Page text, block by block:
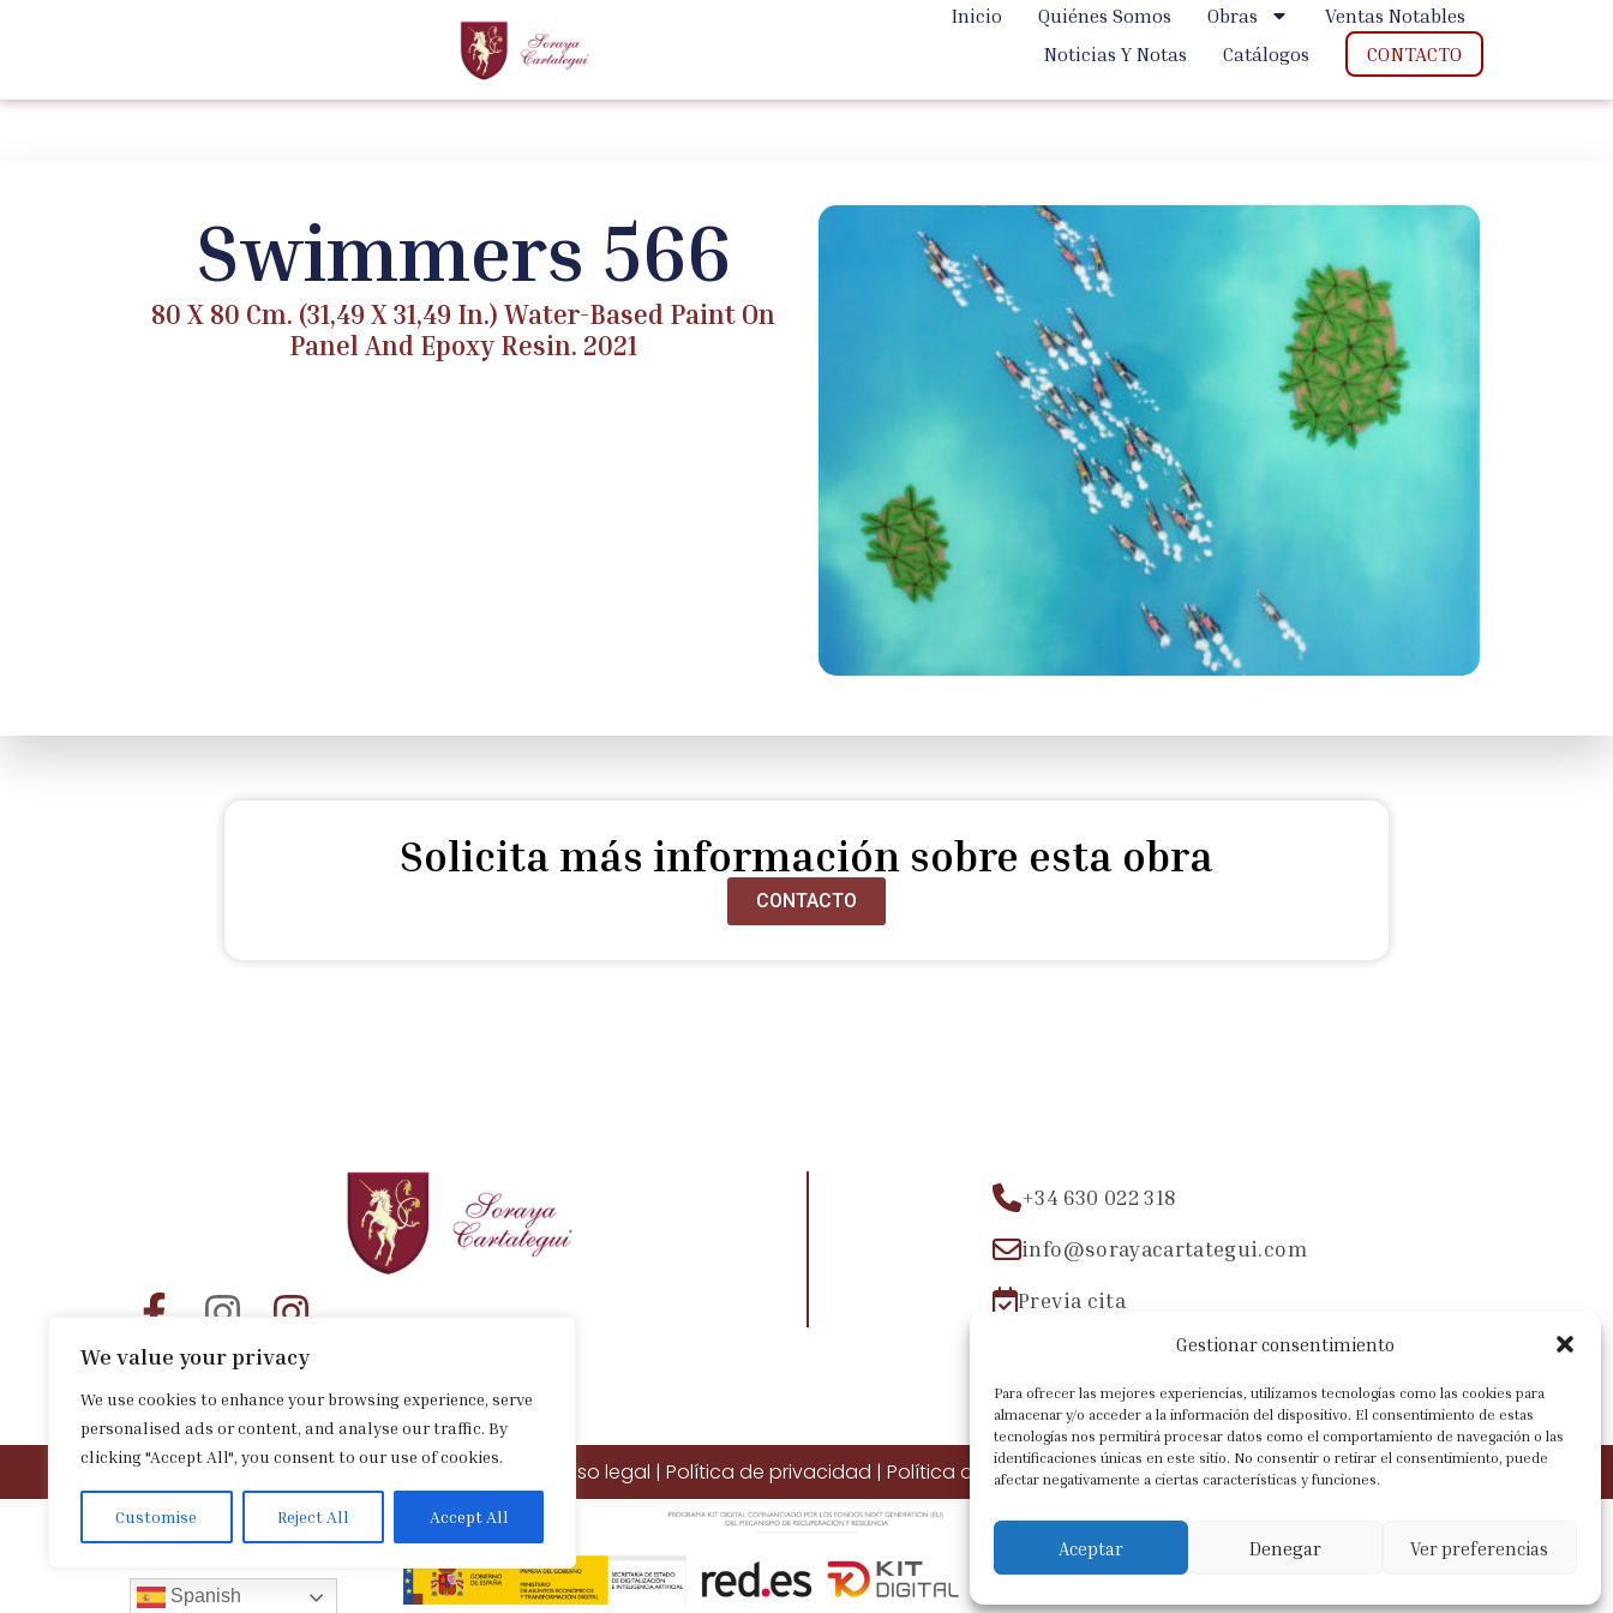
We value your privacy
We use cookies to enhance your browsing experience, serve
personalised ads or content, and analyse our traffic. By
clicking "Accept All", you consent to our use of cookies.
Customise Reject All Accept All
Gestionar consentimiento
Para ofrecer las mejores experiencias, utilizamos tecnologías como las cookies para
almacenar y/o acceder a la información del dispositivo. El consentimiento de estas
tecnologías nos permitirá procesar datos como el comportamiento de navegación o las
identificaciones únicas en este sitio. No consentir o retirar el consentimiento, puede
afectar negativamente a ciertas características y funciones.
Aceptar Denegar Ver preferencias
Inicio Quiénes Somos Obras
Ventas Notables
Noticias Y Notas
Catálogos CONTACTO
Swimmers 566
80 X 80 Cm. (31,49 X 31,49 In.) Water-Based Paint On
Panel And Epoxy Resin. 2021
Solicita más información sobre esta obra
CONTACTO
+34 630 022 318
info@sorayacartategui.com
Previa cita
Aviso legal | Política de privacidad | Política de cookies
Spanish